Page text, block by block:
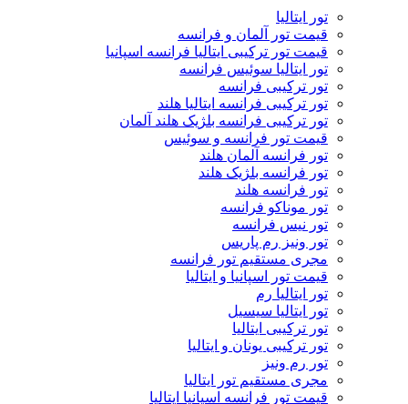
تور ایتالیا
قیمت تور آلمان و فرانسه
قیمت تور ترکیبی ایتالیا فرانسه اسپانیا
تور ایتالیا سوئیس فرانسه
تور ترکیبی فرانسه
تور ترکیبی فرانسه ایتالیا هلند
تور ترکیبی فرانسه بلژیک هلند آلمان
قیمت تور فرانسه و سوئیس
تور فرانسه آلمان هلند
تور فرانسه بلژیک هلند
تور فرانسه هلند
تور موناکو فرانسه
تور نیس فرانسه
تور ونیز رم پاریس
مجری مستقیم تور فرانسه
قیمت تور اسپانیا و ایتالیا
تور ایتالیا رم
تور ایتالیا سیسیل
تور ترکیبی ایتالیا
تور ترکیبی یونان و ایتالیا
تور رم ونیز
مجری مستقیم تور ایتالیا
قیمت تور فرانسه اسپانیا ایتالیا